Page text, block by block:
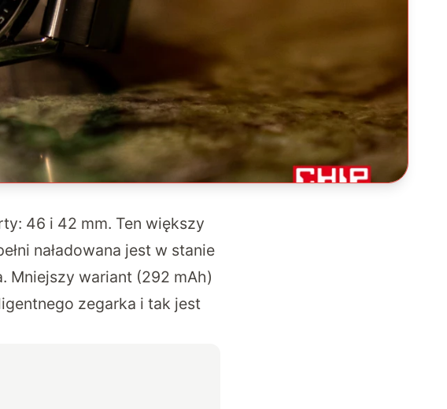
46 i 42 mm. Ten większy
naładowana jest w stanie
Mniejszy wariant (292 mAh)
zegarka i tak jest